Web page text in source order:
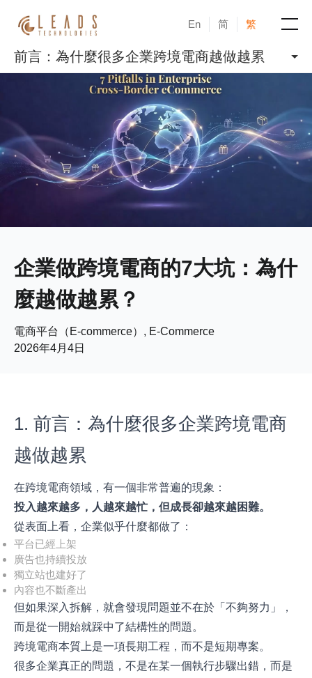
En 简 繁
產品
成功案例
新聞與活動
關於凝新
企業做跨境電商的7大坑：為什
麼越做越累？
電商平台（E-commerce）, E-Commerce
2026年4月4日
前言：為什麼很多企業跨境電商越做越累
1. 前言：為什麼很多企業跨境電商
越做越累
在跨境電商領域，有一個非常普遍的現象：
投入越來越多，人越來越忙，但成長卻越來越困難。
從表面上看，企業似乎什麼都做了：
平台已經上架
廣告也持續投放
獨立站也建好了
內容也不斷產出
但如果深入拆解，就會發現問題並不在於「不夠努力」，
而是從一開始就踩中了結構性的問題。
跨境電商本質上是一項長期工程，而不是短期專案。
很多企業真正的問題，不是在某一個執行步驟出錯，而是